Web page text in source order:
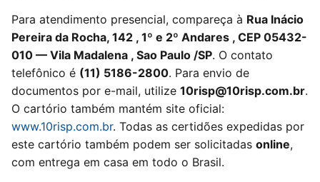
Para atendimento presencial, compareça à Rua Inácio
Pereira da Rocha, 142 , 1º e 2º Andares , CEP 05432-
010 — Vila Madalena , Sao Paulo /SP. O contato
telefônico é (11) 5186-2800. Para envio de
documentos por e-mail, utilize 10risp@10risp.com.br.
O cartório também mantém site oficial:
www.10risp.com.br. Todas as certidões expedidas por
este cartório também podem ser solicitadas online,
com entrega em casa em todo o Brasil.